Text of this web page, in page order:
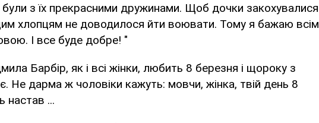
з їх прекрасними дружинами. Щоб дочки закохувалися
хлопцям не доводилося йти воювати. Тому я бажаю всім
І все буде добре! "
Барбір, як і всі жінки, любить 8 березня і щороку з
Не дарма ж чоловіки кажуть: мовчи, жінка, твій день 8
настав ...